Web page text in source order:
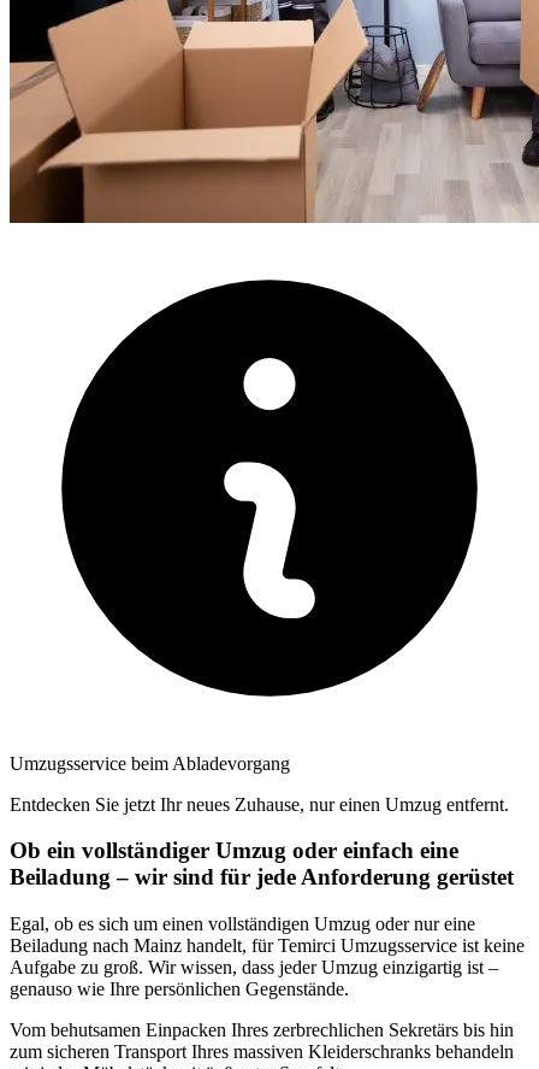
Umzugsservice beim Abladevorgang
Entdecken Sie jetzt Ihr neues Zuhause, nur einen Umzug entfernt.
Ob ein vollständiger Umzug oder einfach eine
Beiladung – wir sind für jede Anforderung gerüstet
Egal, ob es sich um einen vollständigen Umzug oder nur eine
Beiladung nach Mainz handelt, für Temirci Umzugsservice ist keine
Aufgabe zu groß. Wir wissen, dass jeder Umzug einzigartig ist –
genauso wie Ihre persönlichen Gegenstände.
Vom behutsamen Einpacken Ihres zerbrechlichen Sekretärs bis hin
zum sicheren Transport Ihres massiven Kleiderschranks behandeln